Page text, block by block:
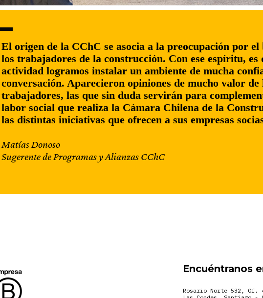
El origen de la CChC se asocia a la preocupación por el
los trabajadores de la construcción. Con ese espíritu, es
actividad logramos instalar un ambiente de mucha
conversación. Aparecieron opiniones de mucho valor de
trabajadores, las que sin duda servirán para
labor social que realiza la Cámara Chilena de la
las distintas iniciativas que ofrecen a sus empresas
Matías Donoso
Sugerente de Programas y Alianzas CChC
Encuéntranos
Rosario Norte 532, Of.